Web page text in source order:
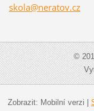
skola@neratov.cz
©
Zobrazit: Mobilní verzi